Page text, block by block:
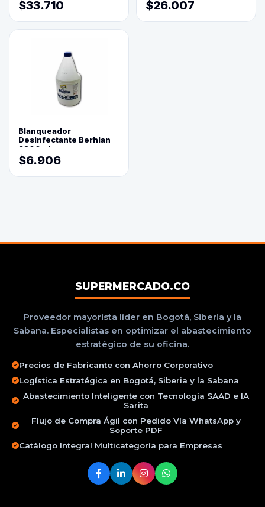
$33.710 $26.007
Blanqueador
Desinfectante Berhlan
3800ml
$6.906
SUPERMERCADO.CO
Proveedor mayorista líder en Bogotá, Siberia y la
Sabana. Especialistas en optimizar el abastecimiento
estratégico de su oficina.
Precios de Fabricante con Ahorro Corporativo
Logística Estratégica en Bogotá, Siberia y la Sabana
Abastecimiento Inteligente con Tecnología SAAD e IA
Sarita
Flujo de Compra Ágil con Pedido Vía WhatsApp y
Soporte PDF
Catálogo Integral Multicategoría para Empresas